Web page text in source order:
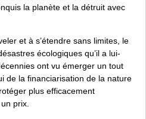
la planète et la détruit avec
et à s’étendre sans limites, le
écologiques qu’il a lui-
ont vu émerger un tout
de la financiarisation de la nature
plus efficacement
un prix.